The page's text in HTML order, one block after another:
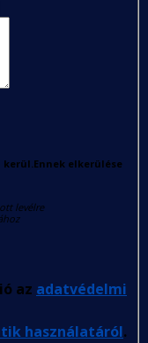
elkerülése
levélre
az adatvédelmi
használatáról.